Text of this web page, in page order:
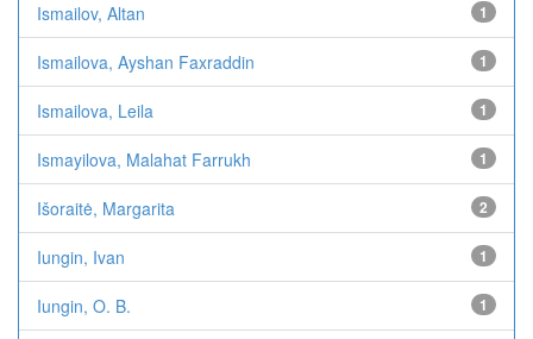
Ismailov, Altan 1
Ismailova, Ayshan Faxraddin 1
Ismailova, Leila 1
Ismayilova, Malahat Farrukh 1
Išoraitė, Margarita 2
Iungin, Ivan 1
Iungin, O. B. 1